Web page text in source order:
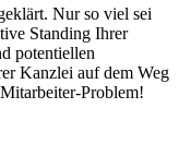
Nur so viel sei
Standing Ihrer
potentiellen
Kanzlei auf dem Weg
Problem!